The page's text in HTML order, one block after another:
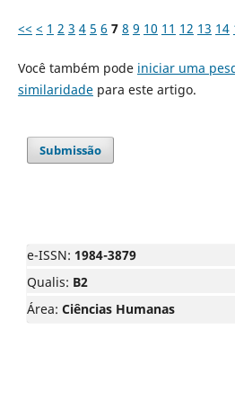
<< < 1 2 3 4 5 6 7 8 9 10 11 12 13 14
Você também pode iniciar uma
similaridadepara este artigo.
Submissão
e-ISSN: 1984-3879
Qualis: B2
Área: Ciências Humanas